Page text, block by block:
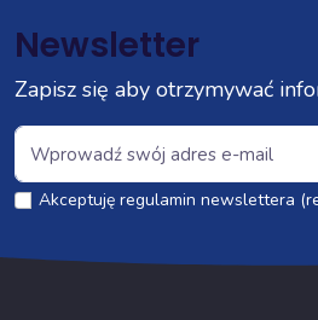
Newsletter
Zapisz się aby otrzymywać
Akceptuję regulamin newslettera